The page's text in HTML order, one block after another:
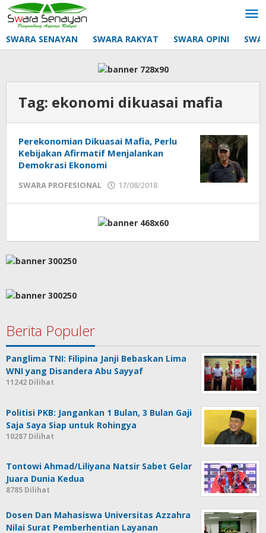
Lewati
ke
konten
SWARA SENAYAN SWARA RAKYAT SWARA OPINI
Tag: ekonomi dikuasai mafia
Perekonomian Dikuasai Mafia, Perlu
Kebijakan Afirmatif Menjalankan
Demokrasi Ekonomi
SWARA PROFESIONAL 17/08/2018
Berita Populer
Panglima TNI: Filipina Janji Bebaskan Lima
WNI yang Disandera Abu Sayyaf
11242 Dilihat
Politisi PKB: Jangankan 1 Bulan, 3 Bulan Gaji
Saja Saya Siap untuk Rohingya
10287 Dilihat
Tontowi Ahmad/Liliyana Natsir Sabet Gelar
Juara Dunia Kedua
8785 Dilihat
Dosen Dan Mahasiswa Universitas Azzahra
Nilai Surat Pemberhentian Layanan